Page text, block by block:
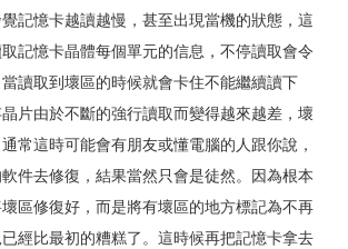
記憶卡越讀越慢，甚至出現當機的狀態，這
記憶卡晶體每個單元的信息，不停讀取會令
讀取到壞區的時候就會卡住不能繼續讀下
片由於不斷的強行讀取而變得越來越差，壞
常這時可能會有朋友或懂電腦的人跟你說，
件去修復，結果當然只會是徒然。因為根本
區修復好，而是將有壞區的地方標記為不再
經比最初的糟糕了。這時候再把記憶卡拿去